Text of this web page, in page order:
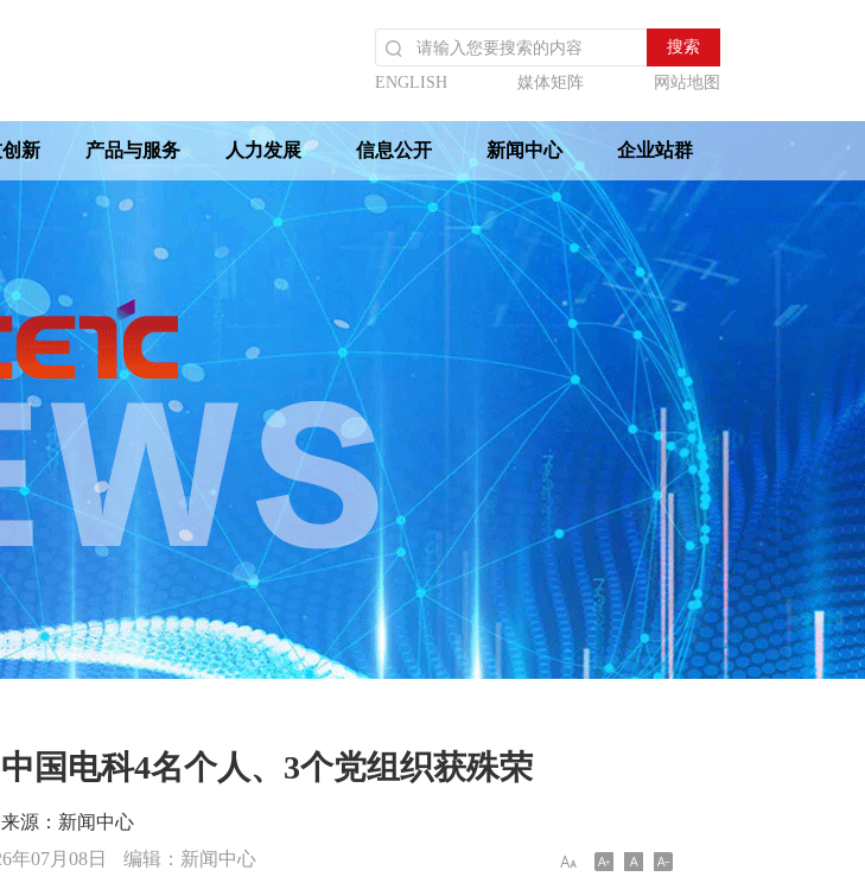
ENGLISH 媒体矩阵 网站地图
新 产品与服务 人力发展 信息公开 新闻中心 企业站群
国电科4名个人、3个党组织获殊荣
来源：新闻中心
年07月08日
编辑：新闻中心